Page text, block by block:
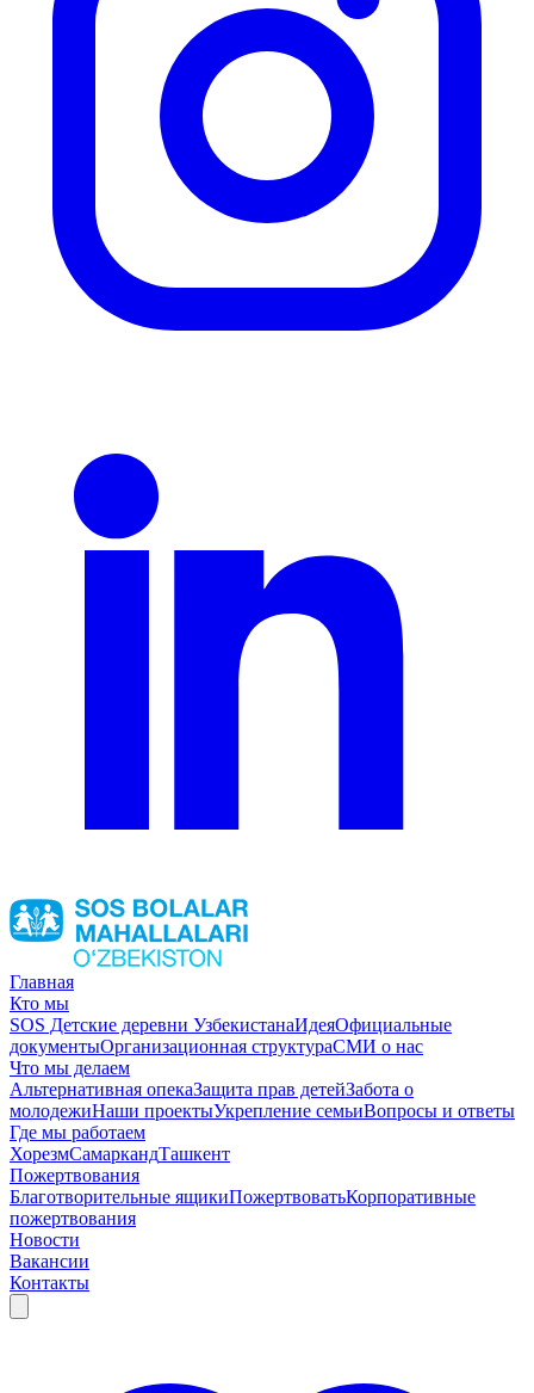
Главная
Кто мы
SOS Детские деревни УзбекистанаИдеяОфициальные
документыОрганизационная структураСМИ о нас
Что мы делаем
Альтернативная опекаЗащита прав детейЗабота о
молодежиНаши проектыУкрепление семьиВопросы и ответы
Где мы работаем
ХорезмСамаркандТашкент
Пожертвования
Благотворительные ящикиПожертвоватьКорпоративные
пожертвования
Новости
Вакансии
Контакты